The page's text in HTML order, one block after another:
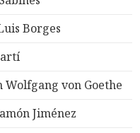
Borges
Wolfgang von Goethe
Jiménez